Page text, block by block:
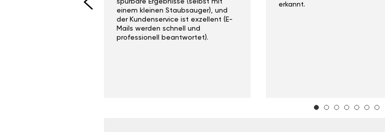
spürbare Ergebnisse (selbst mit
einem kleinen Staubsauger), und
der Kundenservice ist exzellent (E-
Mails werden schnell und
professionell beantwortet).
erkannt.